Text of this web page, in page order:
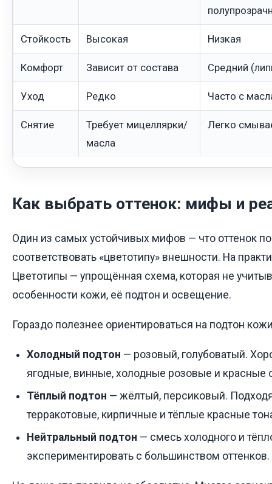
Стойкость Высокая Низкая
Комфорт Зависит от состава Средний
Уход Редко Часто с
Снятие
Требует мицеллярки/
масла
Легко
Как выбрать оттенок: мифы и
Один из самых устойчивых мифов — что оттенок
соответствовать «цветотипу» внешности. На
Цветотипы — упрощённая схема, которая не
особенности кожи, её подтон и освещение.
Гораздо полезнее ориентироваться на подтон
Холодный подтон — розовый, голубоватый.
ягодные, винные, холодные розовые и красные
Тёплый подтон — жёлтый, персиковый.
терракотовые, кирпичные и тёплые красные
Нейтральный подтон — смесь холодного и
экспериментировать с большинством оттенков.